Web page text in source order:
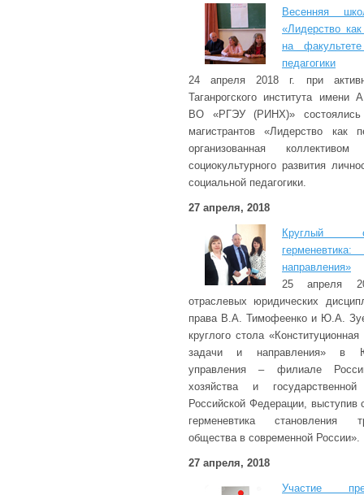
Весенняя
«Лидерство
на
педагогики
24 апреля 2018 г. при
Таганрогского института
ВО «РГЭУ (РИНХ)»
магистрантов «Лидерство как
организованная
социокультурного развития
социальной педагогики.
27 апреля, 2018
Круглый
направления»
25 апреля
отраслевых юридических
права В.А. Тимофеенко и Ю.А.
круглого стола
задачи и направления» в
управления – филиале
хозяйства и
Российской Федерации, выступив
герменевтика становления
общества в современной России».
27 апреля, 2018
Участие